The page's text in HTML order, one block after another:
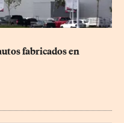
fabricados en